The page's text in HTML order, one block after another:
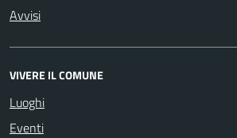
Avvisi
VIVERE IL COMUNE
Luoghi
Eventi